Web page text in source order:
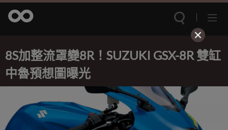
8S加整流罩變8R！SUZUKI GSX-8R 雙缸
中魯預想圖曝光